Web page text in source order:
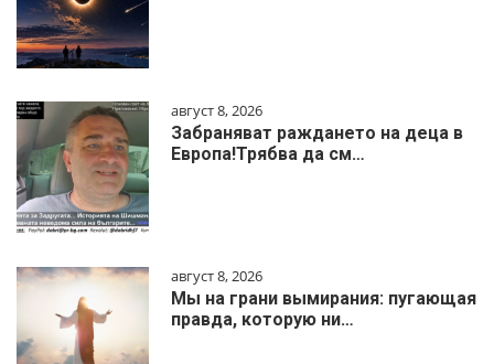
август 8, 2026
Забраняват раждането на деца в
Европа!Трябва да см…
август 8, 2026
Мы на грани вымирания: пугающая
правда, которую ни…